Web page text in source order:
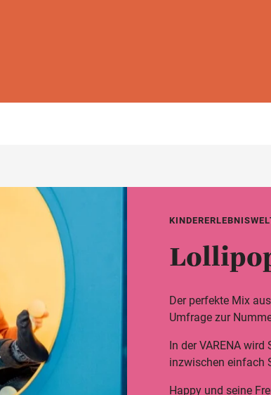
Der perfekte Mix
Umfrage zur
In der VARENA
inzwischen einfach
Happy und seine